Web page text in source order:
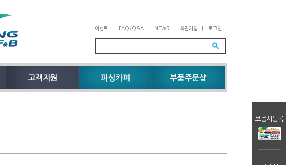
이벤트 FAQ/Q&A NEWS 회원가입 로그인
고객지원 피싱카페 부품주문샵
보증서등록